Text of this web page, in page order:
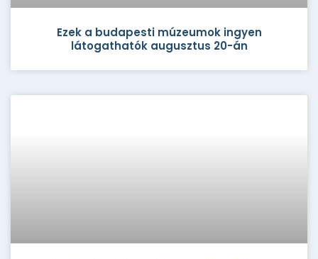
Ezek a budapesti múzeumok ingyen
látogathatók augusztus 20-án